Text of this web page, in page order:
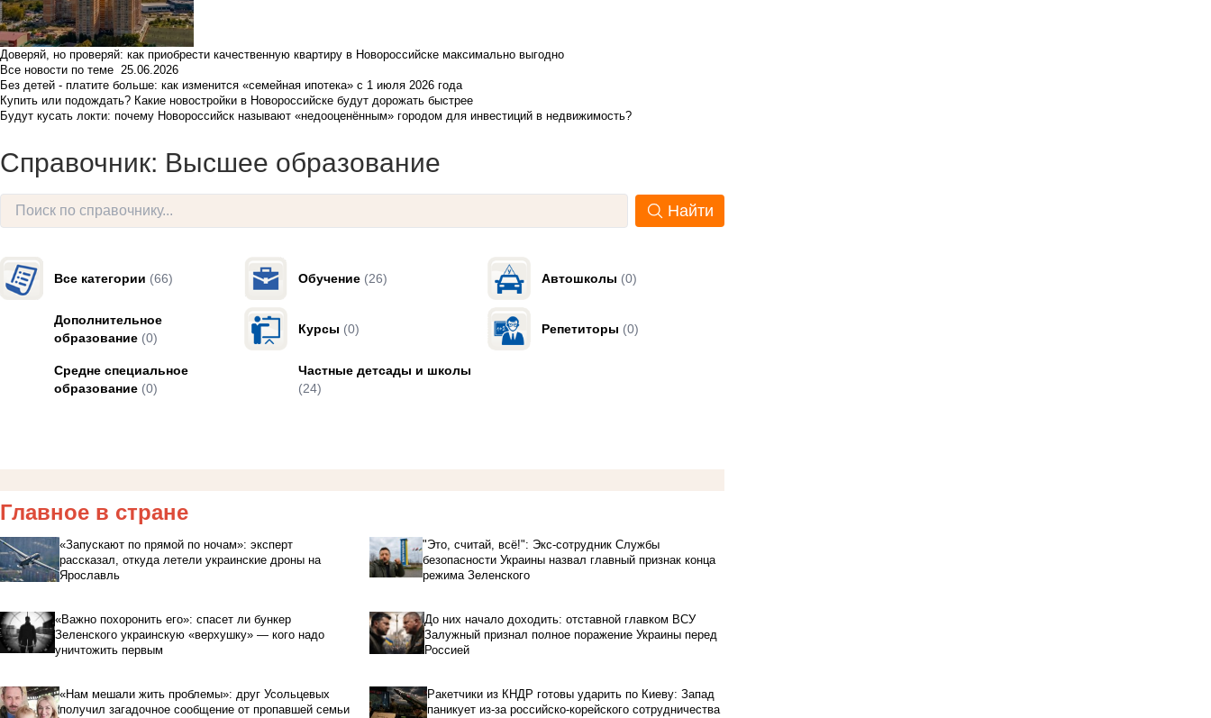
Доверяй, но проверяй: как приобрести качественную квартиру в Новороссийске максимально выгодно
Все новости по теме 25.06.2026
Без детей - платите больше: как изменится «семейная ипотека» с 1 июля 2026 года
Купить или подождать? Какие новостройки в Новороссийске будут дорожать быстрее
Будут кусать локти: почему Новороссийск называют «недооценённым» городом для инвестиций в недвижимость?
Справочник: Высшее образование
Найти
Все категории (66) Обучение (26) Автошколы (0)
Дополнительное
образование (0)
Курсы (0) Репетиторы (0)
Средне специальное
образование (0)
Частные детсады и школы
(24)
Главное в стране
«Запускают по прямой по ночам»: эксперт
рассказал, откуда летели украинские дроны на
Ярославль
"Это, считай, всё!": Экс-сотрудник Службы
безопасности Украины назвал главный признак конца
режима Зеленского
«Важно похоронить его»: спасет ли бункер
Зеленского украинскую «верхушку» — кого надо
уничтожить первым
До них начало доходить: отставной главком ВСУ
Залужный признал полное поражение Украины перед
Россией
«Нам мешали жить проблемы»: друг Усольцевых
получил загадочное сообщение от пропавшей семьи
Ракетчики из КНДР готовы ударить по Киеву: Запад
паникует из-за российско-корейского сотрудничества